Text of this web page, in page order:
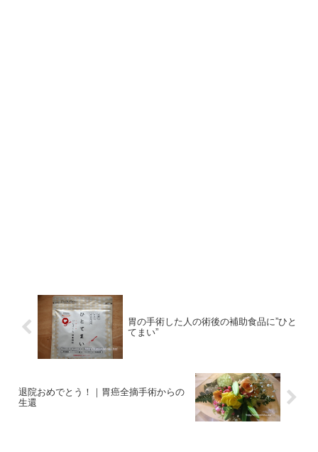
胃の手術した人の術後の補助食品に”ひと
てまい”
退院おめでとう！｜胃癌全摘手術からの
生還